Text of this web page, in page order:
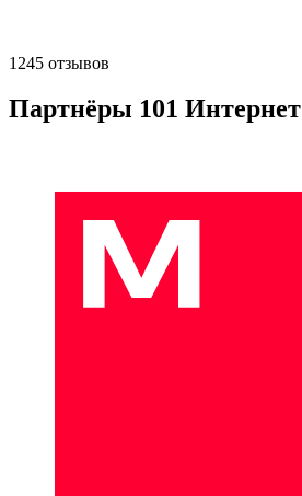
1245 отзывов
Партнёры 101 Интернет